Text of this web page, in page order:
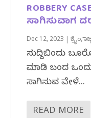
ROBBERY
ಸಾಗಿಸುವಾಗ
Dec 12, 2023 |ಕ್ರೈಂ,
ಸುದ್ದಿಬಿಂದು
ಮಾಡಿ ಬಂದ
ಸಾಗಿಸುವ ವೇಳೆ...
READ MORE